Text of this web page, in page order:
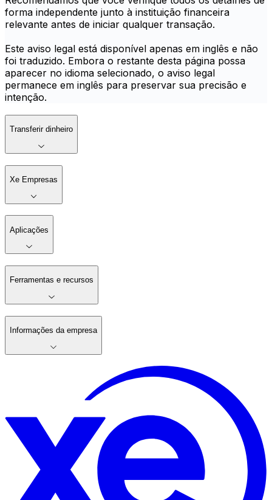
forma independente junto à instituição financeira
relevante antes de iniciar qualquer transação.
Este aviso legal está disponível apenas em inglês e não
foi traduzido. Embora o restante desta página possa
aparecer no idioma selecionado, o aviso legal
permanece em inglês para preservar sua precisão e
intenção.
Transferir dinheiro
Xe Empresas
Aplicações
Ferramentas e recursos
Informações da empresa